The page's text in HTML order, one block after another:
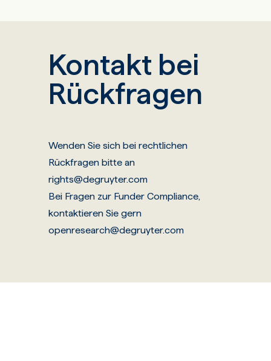
Kontakt bei
Rückfragen
Wenden Sie sich bei rechtlichen
Rückfragen bitte an
rights@degruyter.com
Bei Fragen zur Funder Compliance,
kontaktieren Sie gern
openresearch@degruyter.com